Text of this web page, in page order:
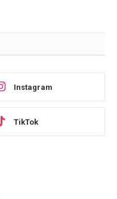
Instagram
TikTok